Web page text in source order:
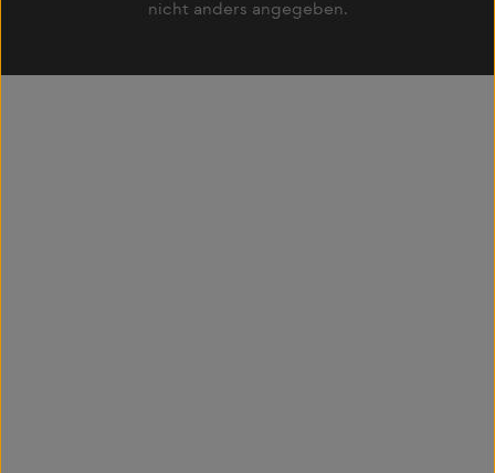
nicht anders angegeben.